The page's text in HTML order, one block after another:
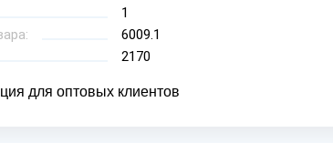
1
6009.1
2170
для оптовых клиентов